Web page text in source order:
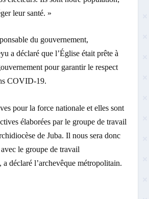
leur santé. »
du gouvernement,
a déclaré que l’Église était prête à
pour garantir le respect
COVID-19.
pour la force nationale et elles sont
élaborées par le groupe de travail
de Juba. Il nous sera donc
le groupe de travail
a déclaré l’archevêque métropolitain.